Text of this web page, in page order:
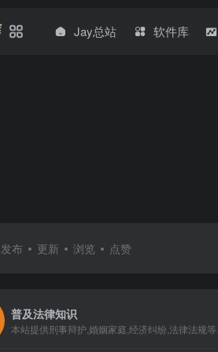
Jay总站 软件库
发布 更新 浏览 点赞
普及法律知识